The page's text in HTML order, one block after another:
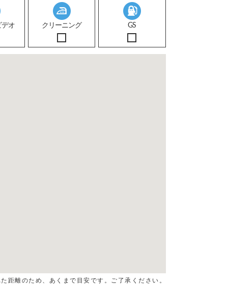
デオ クリーニング GS
離のため、あくまで目安です。ご了承ください。